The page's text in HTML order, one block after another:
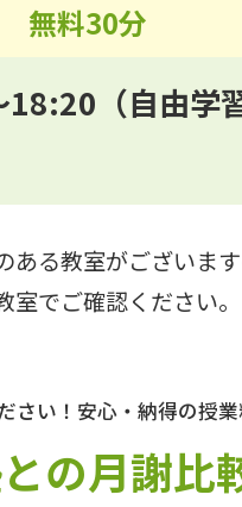
無料30分
（自由学習
ある教室がございま
室でご確認ください。
さい！安心・納得の授
の月謝比